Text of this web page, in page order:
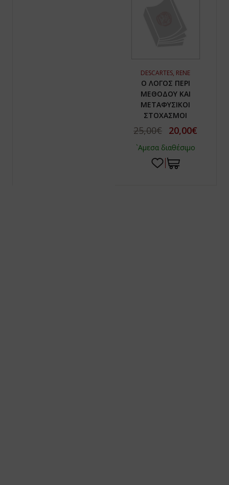
DESCARTES, RENE
Ο ΛΟΓΟΣ ΠΕΡΙ
ΜΕΘΟΔΟΥ ΚΑΙ
ΜΕΤΑΦΥΣΙΚΟΙ
ΣΤΟΧΑΣΜΟΙ
25,00€ 20,00€
`Αμεσα διαθέσιμο